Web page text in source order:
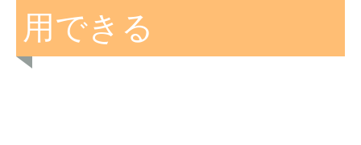
用できる